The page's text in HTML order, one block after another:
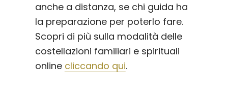
anche a distanza, se chi guida ha
la preparazione per poterlo fare.
Scopri di più sulla modalità delle
costellazioni familiari e spirituali
online cliccando qui.